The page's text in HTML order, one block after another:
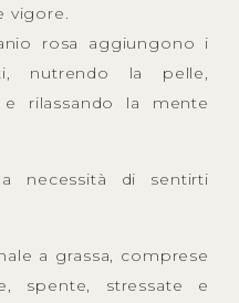
vigore.
rosa aggiungono i
nutrendo la pelle,
e rilassando la mente
necessità di sentirti
a grassa, comprese
spente, stressate e